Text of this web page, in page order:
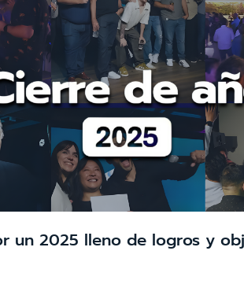
un 2025 lleno de logros y